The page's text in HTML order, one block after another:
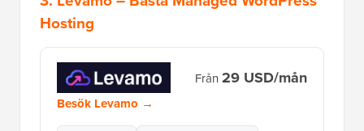
Hosting
Från 29 USD/mån
Besök Levamo →